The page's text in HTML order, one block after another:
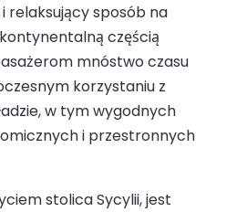
relaksujący sposób na
częścią
mnóstwo czasu
korzystaniu z
w tym wygodnych
i przestronnych
stolica Sycylii, jest